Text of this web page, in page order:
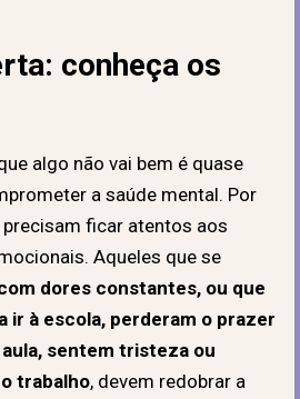
conheça os
algo não vai bem é quase
a saúde mental. Por
ficar atentos aos
Aqueles que se
dores constantes, ou que
ir à escola, perderam o prazer
sentem tristeza ou
trabalho, devem redobrar a